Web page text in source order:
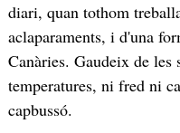
diari, quan tothom
aclaparaments, i d'una
Canàries. Gaudeix de les
temperatures, ni fred ni
capbussó.